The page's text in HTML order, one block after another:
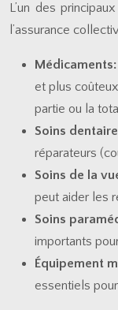
L’un des
l’assurance
Médicaments:
et plus
partie ou la
Soins
réparateurs
Soins de la
peut aider les
Soins
importants
Équipement
essentiels